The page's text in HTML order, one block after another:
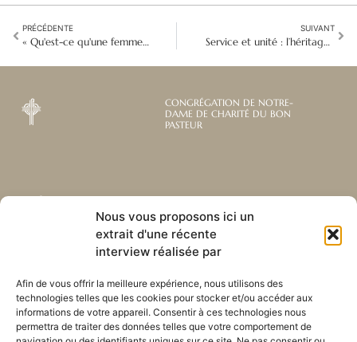
Nous vous proposons ici un
extrait d'une récente
interview réalisée par
Afin de vous offrir la meilleure expérience, nous utilisons des
technologies telles que les cookies pour stocker et/ou accéder aux
informations de votre appareil. Consentir à ces technologies nous
permettra de traiter des données telles que votre comportement de
PRÉCÉDENTE
« Qu'est-ce qu'une femme ? » : L'appel du Bon Pasteur à ne laisser personne de côté
SUIVANT
Service et unité : l’héritage de Nelson Mandela
CONGRÉGATION DE NOTRE-
DAME DE CHARITÉ DU BON
PASTEUR
Abonnez-vous à notre
newsletter mensuelle
Recevez les dernières nouvelles
nos ministères à travers le monde.
S'ABONNER
Liens utiles
Envoyez-nous votre
Plan du site